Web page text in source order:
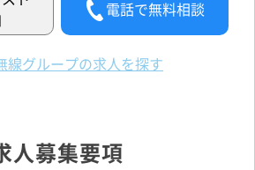
電話で無料相談
グループの求人を探す
人募集要項